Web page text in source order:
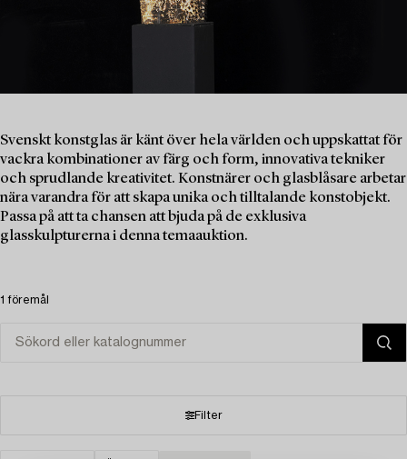
Svenskt konstglas är känt över hela världen och uppskattat för
vackra kombinationer av färg och form, innovativa tekniker
och sprudlande kreativitet. Konstnärer och glasblåsare arbetar
nära varandra för att skapa unika och tilltalande konstobjekt.
Passa på att ta chansen att bjuda på de exklusiva
glasskulpturerna i denna temaauktion.
1 föremål
Filter